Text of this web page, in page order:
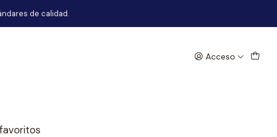
Acceso
de calidad.
Jac Js2 2020-2023